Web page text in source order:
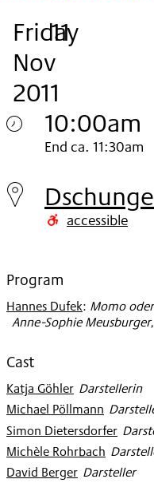
Friday
, 11
.
Nov
2011
.
10:00am
Friday
11.
Nov
End ca. 11:30am
accessible
Program
Hannes Dufek: Momo
Anne-Sophie
Cast
Katja Göhler
: Darstellerin
Michael Pöllmann:
Simon Dietersdorfer
:
Michèle Rohrbach:
David Berger
: Darsteller